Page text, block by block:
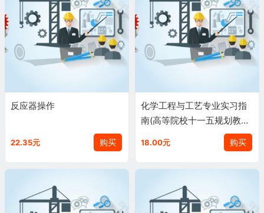
反应器操作
22.35元 购买
化学工程与工艺专业实习指
南(高等院校十一五规划教材)
王虹、高劲松、程丽华(作者)
9787511400017
18.00元 购买